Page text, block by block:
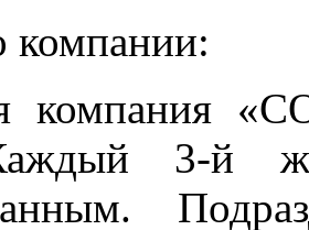
компании:
компания
3-й